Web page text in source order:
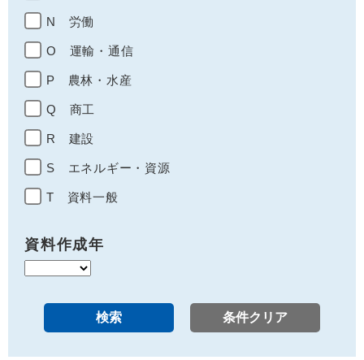
N 労働
O 運輸・通信
P 農林・水産
Q 商工
R 建設
S エネルギー・資源
T 資料一般
資料作成年